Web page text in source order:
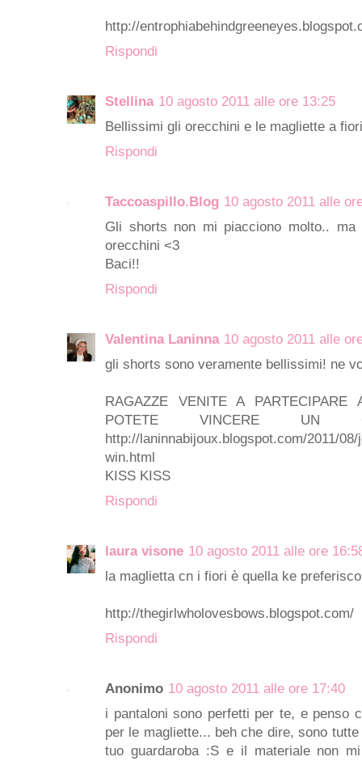
http://
Rispondi
Stellina 10 agosto 2011 alle ore 13:25
Bellissimi gli orecchini e le magliette a
Rispondi
Taccoaspillo.Blog 10 agosto 2011 alle
Gli shorts non mi piacciono molto..
orecchini <3
Baci!!
Rispondi
Valentina Laninna 10 agosto 2011 alle
gli shorts sono veramente bellissimi! ne
RAGAZZE VENITE A
POTETE VINCERE UN
http://laninnabijoux.blogspot.com/2011/
win.html
KISS KISS
Rispondi
laura visone 10 agosto 2011 alle ore
la maglietta cn i fiori è quella ke
http://thegirlwholovesbows.blogspot.com/
Rispondi
Anonimo 10 agosto 2011 alle ore 17:40
i pantaloni sono perfetti per te, e penso
per le magliette... beh che dire, sono
tuo guardaroba :S e il materiale non